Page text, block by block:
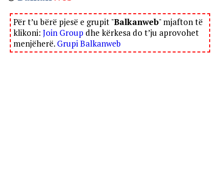
Për t’u bërë pjesë e grupit "Balkanweb" mjafton të
klikoni: Join Group dhe kërkesa do t’ju aprovohet
menjëherë. Grupi Balkanweb